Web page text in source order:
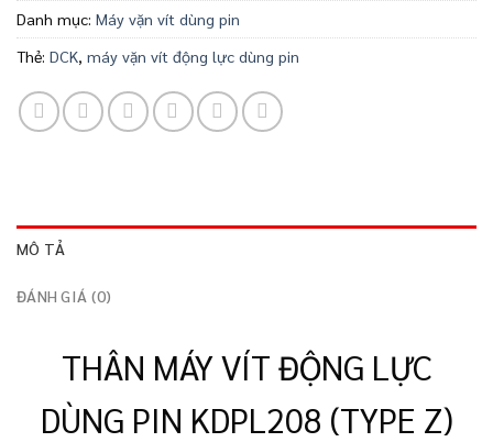
Danh mục: Máy vặn vít dùng pin
Thẻ: DCK, máy vặn vít động lực dùng pin
MÔ TẢ
ĐÁNH GIÁ (0)
THÂN MÁY VÍT ĐỘNG LỰC
DÙNG PIN KDPL208 (TYPE Z)